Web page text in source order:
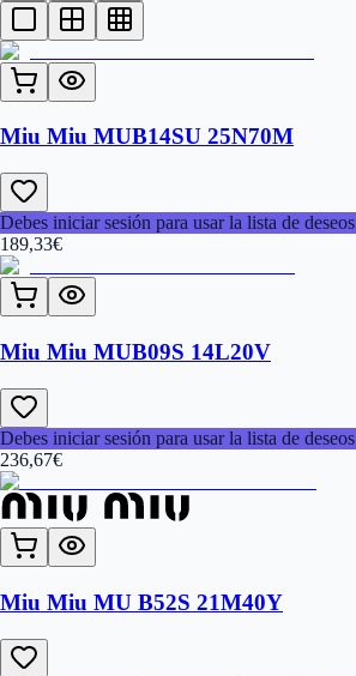
Miu Miu MUB14SU 25N70M
Debes iniciar sesión para usar la lista de deseos
189,33€
Miu Miu MUB09S 14L20V
Debes iniciar sesión para usar la lista de deseos
236,67€
Miu Miu MU B52S 21M40Y